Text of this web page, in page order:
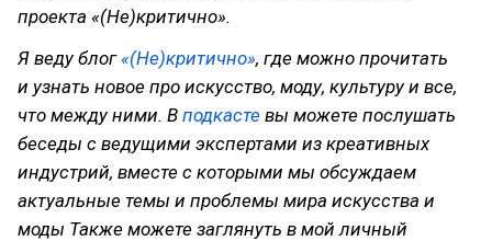
проекта «(Не)критично».
Я веду блог «(Не)критично», где можно прочитать
и узнать новое про искусство, моду, культуру и все,
что между ними. В подкасте вы можете послушать
беседы с ведущими экспертами из креативных
индустрий, вместе с которыми мы обсуждаем
актуальные темы и проблемы мира искусства и
моды Также можете заглянуть в мой личный